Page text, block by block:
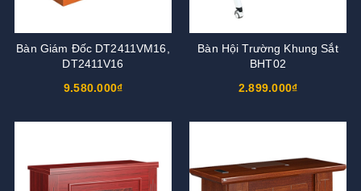
Bàn Giám Đốc DT2411VM16,
DT2411V16
9.580.000₫
Bàn Hội Trường Khung Sắt
BHT02
2.899.000₫